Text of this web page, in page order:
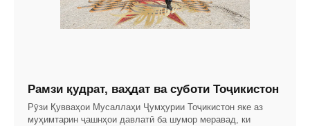
Рамзи қудрат, ваҳдат ва суботи Тоҷикистон
Рӯзи Қувваҳои Мусаллаҳи Ҷумҳурии Тоҷикистон яке аз
муҳимтарин ҷашнҳои давлатӣ ба шумор меравад, ки